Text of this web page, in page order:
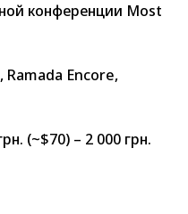
конференции Most
Ramada Encore,
(~$70) – 2 000 грн.